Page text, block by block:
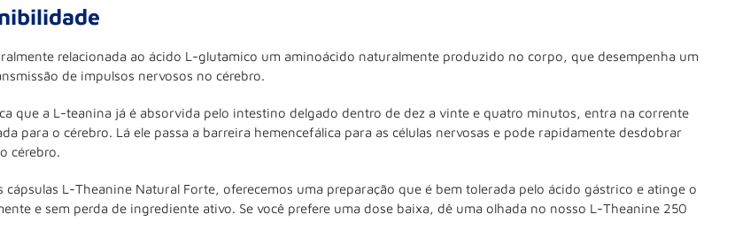
relacionada ao ácido L-glutamico um aminoácido naturalmente produzido no corpo, que desempenha um
de impulsos nervosos no cérebro.
que a L-teanina já é absorvida pelo intestino delgado dentro de dez a vinte e quatro minutos, entra na corrente
para o cérebro. Lá ele passa a barreira hemencefálica para as células nervosas e pode rapidamente desdobrar
cérebro.
cápsulas L-Theanine Natural Forte, oferecemos uma preparação que é bem tolerada pelo ácido gástrico e atinge o
e sem perda de ingrediente ativo. Se você prefere uma dose baixa, dê uma olhada no nosso L-Theanine 250